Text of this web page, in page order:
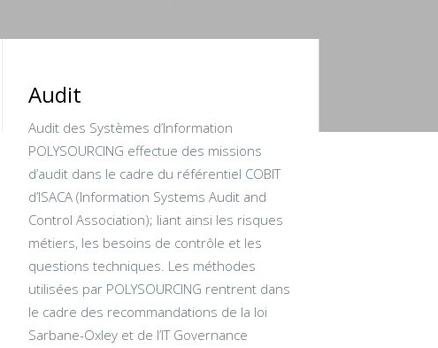
Audit
Audit des Systèmes d’Information
POLYSOURCING effectue des missions
d’audit dans le cadre du référentiel COBIT
d’ISACA (Information Systems Audit and
Control Association); liant ainsi les risques
métiers, les besoins de contrôle et les
questions techniques. Les méthodes
utilisées par POLYSOURCING rentrent dans
le cadre des recommandations de la loi
Sarbane-Oxley et de l’IT Governance